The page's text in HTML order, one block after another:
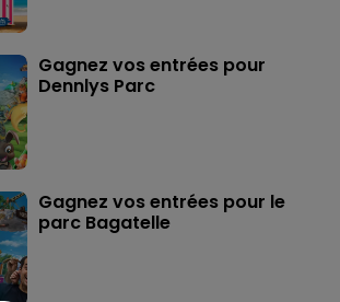
Gagnez vos entrées pour
Dennlys Parc
Gagnez vos entrées pour le
parc Bagatelle